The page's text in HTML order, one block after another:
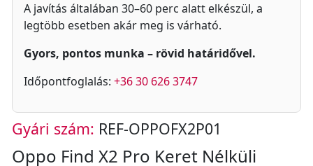
A javítás általában 30–60 perc alatt elkészül, a
legtöbb esetben akár meg is várható.
Gyors, pontos munka – rövid határidővel.
Időpontfoglalás: +36 30 626 3747
Gyári szám: REF-OPPOFX2P01
Oppo Find X2 Pro Keret Nélküli